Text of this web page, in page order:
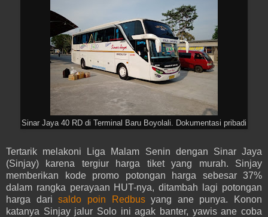
Sinar Jaya 40 RD di Terminal Baru Boyolali. Dokumentasi pribadi
Tertarik melakoni Liga Malam Senin dengan Sinar Jaya
(Sinjay) karena tergiur harga tiket yang murah. Sinjay
memberikan kode promo potongan harga sebesar 37%
dalam rangka perayaan HUT-nya, ditambah lagi potongan
harga darisaldo poin Redbusyang ane punya. Konon
katanya Sinjay jalur Solo ini agak banter, yawis ane coba